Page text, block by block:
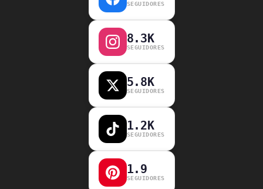
SEGUIDORES
8.3K
SEGUIDORES
5.8K
SEGUIDORES
1.2K
SEGUIDORES
1.9
SEGUIDORES